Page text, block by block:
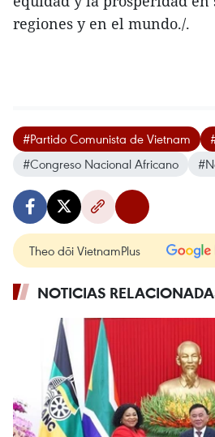
regiones y en el mundo./.
#Partido Comunista de Vietnam
#Congreso Nacional Africano
Theo dõi VietnamPlus
NOTICIAS